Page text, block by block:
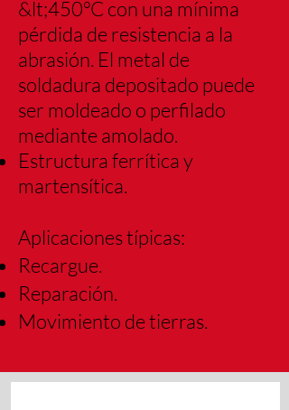
&lt;450°C con una mínima
pérdida de resistencia a la
abrasión. El metal de
soldadura depositado puede
ser moldeado o perfilado
mediante amolado.
Estructura ferrítica y
martensítica.
Aplicaciones típicas:
Recargue.
Reparación.
Movimiento de tierras.